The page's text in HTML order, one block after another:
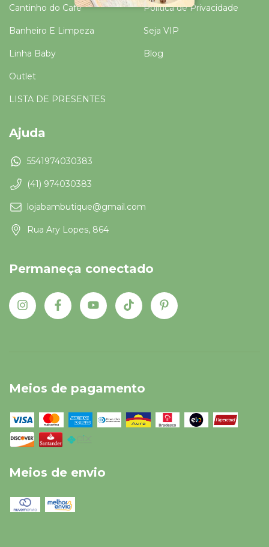
Cantinho do Café
Banheiro E Limpeza
Linha Baby
Outlet
LISTA DE PRESENTES
Politica de Privacidade
Seja VIP
Blog
Ajuda
5541974030383
(41) 974030383
lojabambutique@gmail.com
Rua Ary Lopes, 864
Permaneça conectado
Meios de pagamento
Meios de envio